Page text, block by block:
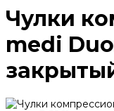
Чулки
medi